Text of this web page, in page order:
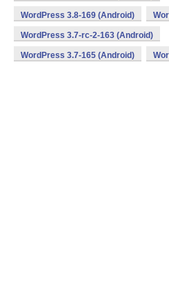
WordPress 3.8-169 (Android)
WordPress 3.7-rc-2-163 (Android)
WordPress 3.7-165 (Android)